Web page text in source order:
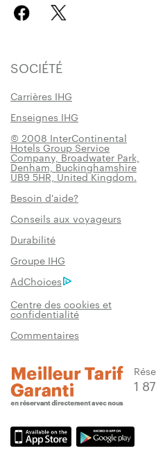
SOCIÉTÉ
Carrières IHG
Enseignes IHG
© 2008 InterContinental
Hotels Group Service
Company, Broadwater Park,
Denham, Buckinghamshire
UB9 5HR, United Kingdom.
Besoin d'aide?
Conseils aux voyageurs
Durabilité
Groupe IHG
AdChoices
Centre des cookies et
confidentialité
Commentaires
1